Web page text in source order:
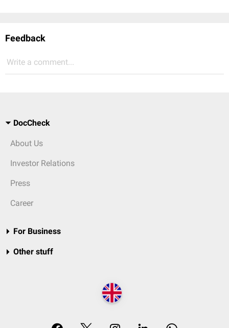
Feedback
Write a comment...
DocCheck
About Us
Investor Relations
Press
Career
For Business
Other stuff